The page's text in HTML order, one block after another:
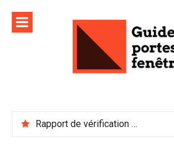
contenu
Rapport de vérification sécurité : à conserver précieusement